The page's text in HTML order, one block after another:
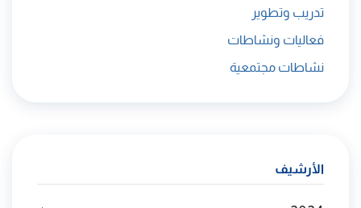
تدريب وتطوير
فعاليات ونشاطات
نشاطات مجتمعية
الأرشيف